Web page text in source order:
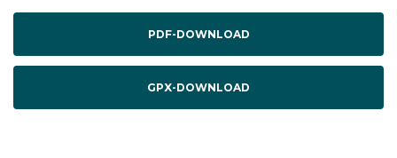
PDF-DOWNLOAD
GPX-DOWNLOAD